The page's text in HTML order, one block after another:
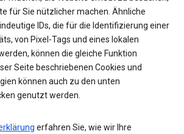
für Sie nützlicher machen. Ähnliche
IDs, die für die Identifizierung einer
von Pixel-Tags und eines lokalen
können die gleiche Funktion
Seite beschriebenen Cookies und
können auch zu den unten
genutzt werden.
erfahren Sie, wie wir Ihre